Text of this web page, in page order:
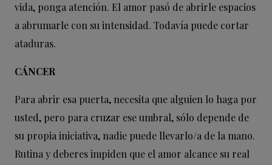
vida, ponga atención. El amor pasó de abrirle espacios
a abrumarle con su intensidad. Todavía puede cortar
ataduras.
CÁNCER
Para abrir esa puerta, necesita que alguien lo haga por
usted, pero para cruzar ese umbral, sólo depende de
su propia iniciativa, nadie puede llevarlo/a de la mano.
Rutina y deberes impiden que el amor alcance su real